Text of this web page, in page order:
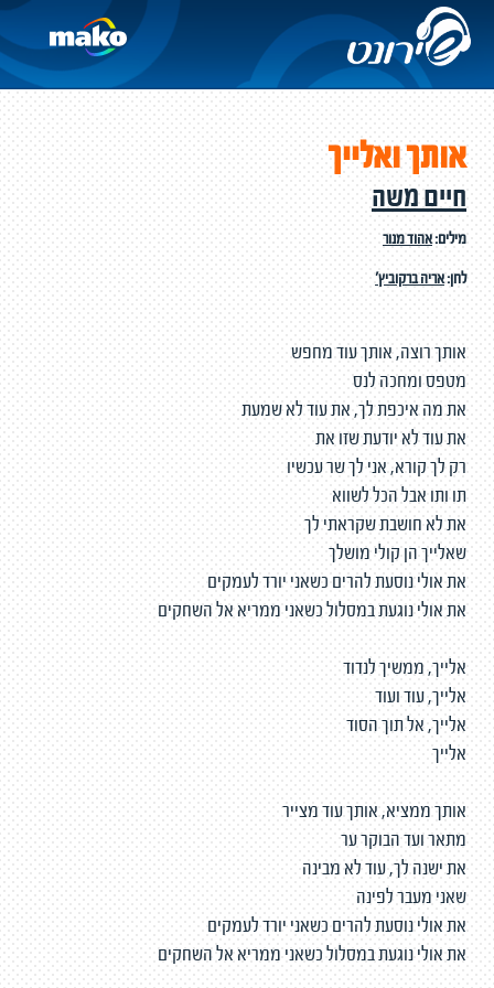
אותך ואלייך
חיים משה
מילים:אהוד מנור
לחן:אריה ברקוביץ'
אותך רוצה, אותך עוד מחפש
מטפס ומחכה לנס
את מה איכפת לך, את עוד לא שמעת
את עוד לא יודעת שזו את
רק לך קורא, אני לך שר עכשיו
תו ותו אבל הכל לשווא
את לא חושבת שקראתי לך
שאלייך הן קולי מושלך
את אולי נוסעת להרים כשאני יורד לעמקים
את אולי נוגעת במסלול כשאני ממריא אל השחקים
אלייך, ממשיך לנדוד
אלייך, עוד ועוד
אלייך, אל תוך הסוד
אלייך
אותך ממציא, אותך עוד מצייר
מתאר ועד הבוקר ער
את ישנה לך, עוד לא מבינה
שאני מעבר לפינה
את אולי נוסעת להרים כשאני יורד לעמקים
את אולי נוגעת במסלול כשאני ממריא אל השחקים